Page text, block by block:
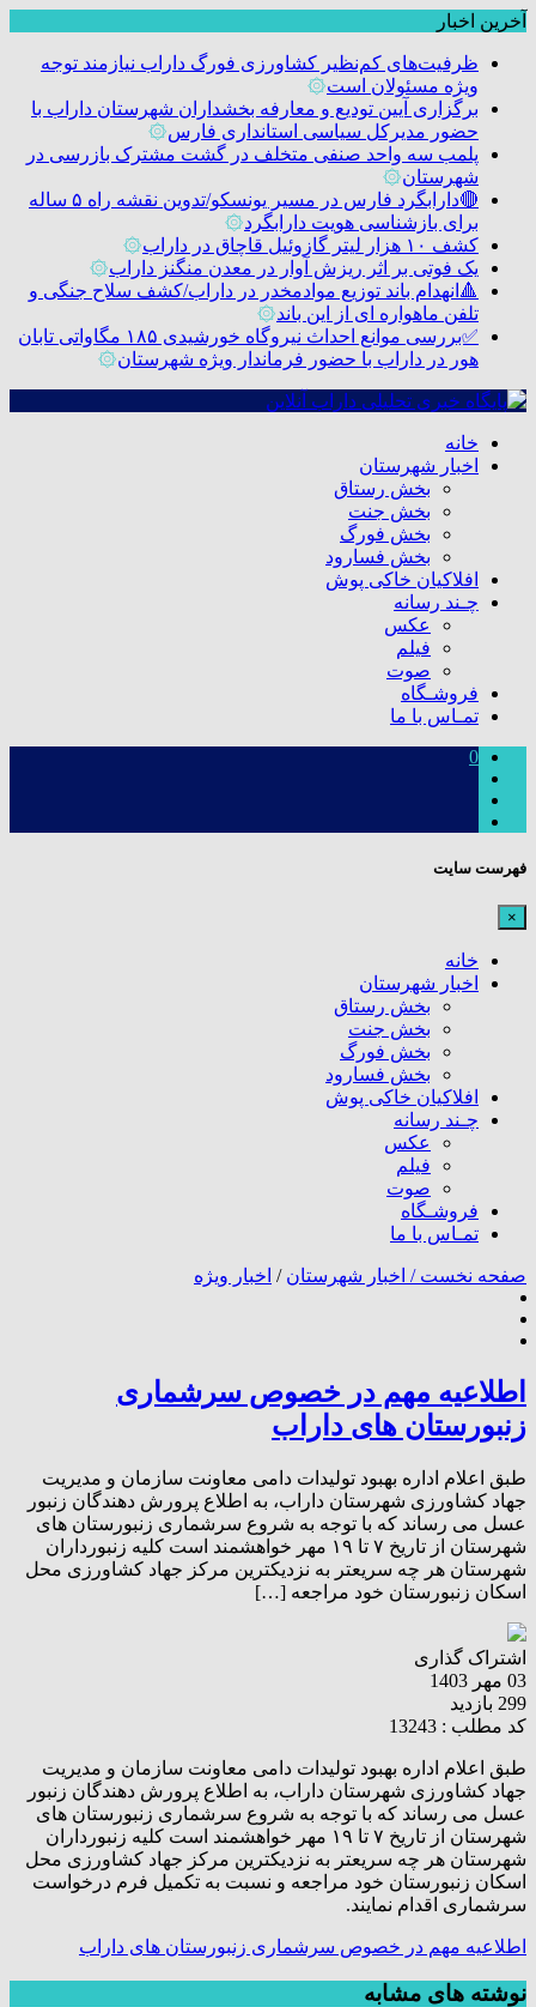
آخرین اخبار
ظرفیت‌های کم‌نظیر کشاورزی فورگ داراب نیازمند توجه
ویژه مسئولان است۞
برگزاری آیین تودیع و معارفه بخشداران شهرستان داراب با
حضور مدیرکل سیاسی استانداری فارس۞
پلمب سه واحد صنفی متخلف در گشت مشترک بازرسی در
شهرستان۞
🔴دارابگرد فارس در مسیر یونسکو/تدوین نقشه راه ۵ ساله
برای بازشناسی هویت دارابگرد۞
کشف ۱۰ هزار لیتر گازوئیل قاچاق در داراب
۞
یک فوتی بر اثر ریزش آوار در معدن منگنز داراب۞
🔺انهدام باند توزیع موادمخدر در داراب/کشف سلاح جنگی و
تلفن ماهواره ای از این باند۞
✅بررسی موانع احداث نیروگاه خورشیدی ۱۸۵ مگاواتی تابان
هور در داراب با حضور فرماندار ویژه شهرستان۞
خانه
اخبار شهرستان
بخش رستاق
بخش جنت
بخش فورگ
بخش فسارود
افلاکیان خاکی پوش
چـند رسانه
عکس
فیلم
صوت
فروشـگاه
تمـاس با ما
0
فهرست سایت
×
خانه
اخبار شهرستان
بخش رستاق
بخش جنت
بخش فورگ
بخش فسارود
افلاکیان خاکی پوش
چـند رسانه
عکس
فیلم
صوت
فروشـگاه
تمـاس با ما
صفحه نخست / اخبار شهرستان / اخبار ویژه
اطلاعیه مهم در خصوص سرشماری
زنبورستان های داراب
طبق اعلام اداره بهبود تولیدات دامی معاونت سازمان و مدیریت
جهاد کشاورزی شهرستان داراب، به اطلاع پرورش دهندگان زنبور
عسل می رساند که با توجه به شروع سرشماری زنبورستان های
شهرستان از تاریخ ۷ تا ۱۹ مهر خواهشمند است کلیه زنبورداران
شهرستان هر چه سریعتر به نزدیکترین مرکز جهاد کشاورزی محل
اسکان زنبورستان خود مراجعه […]
اشتراک گذاری
03 مهر 1403
299 بازدید
کد مطلب : 13243
طبق اعلام اداره بهبود تولیدات دامی معاونت سازمان و مدیریت
جهاد کشاورزی شهرستان داراب، به اطلاع پرورش دهندگان زنبور
عسل می رساند که با توجه به شروع سرشماری زنبورستان های
شهرستان از تاریخ ۷ تا ۱۹ مهر خواهشمند است کلیه زنبورداران
شهرستان هر چه سریعتر به نزدیکترین مرکز جهاد کشاورزی محل
اسکان زنبورستان خود مراجعه و نسبت به تکمیل فرم درخواست
سرشماری اقدام نمایند.
اطلاعیه مهم در خصوص سرشماری زنبورستان های داراب
نوشته های مشابه